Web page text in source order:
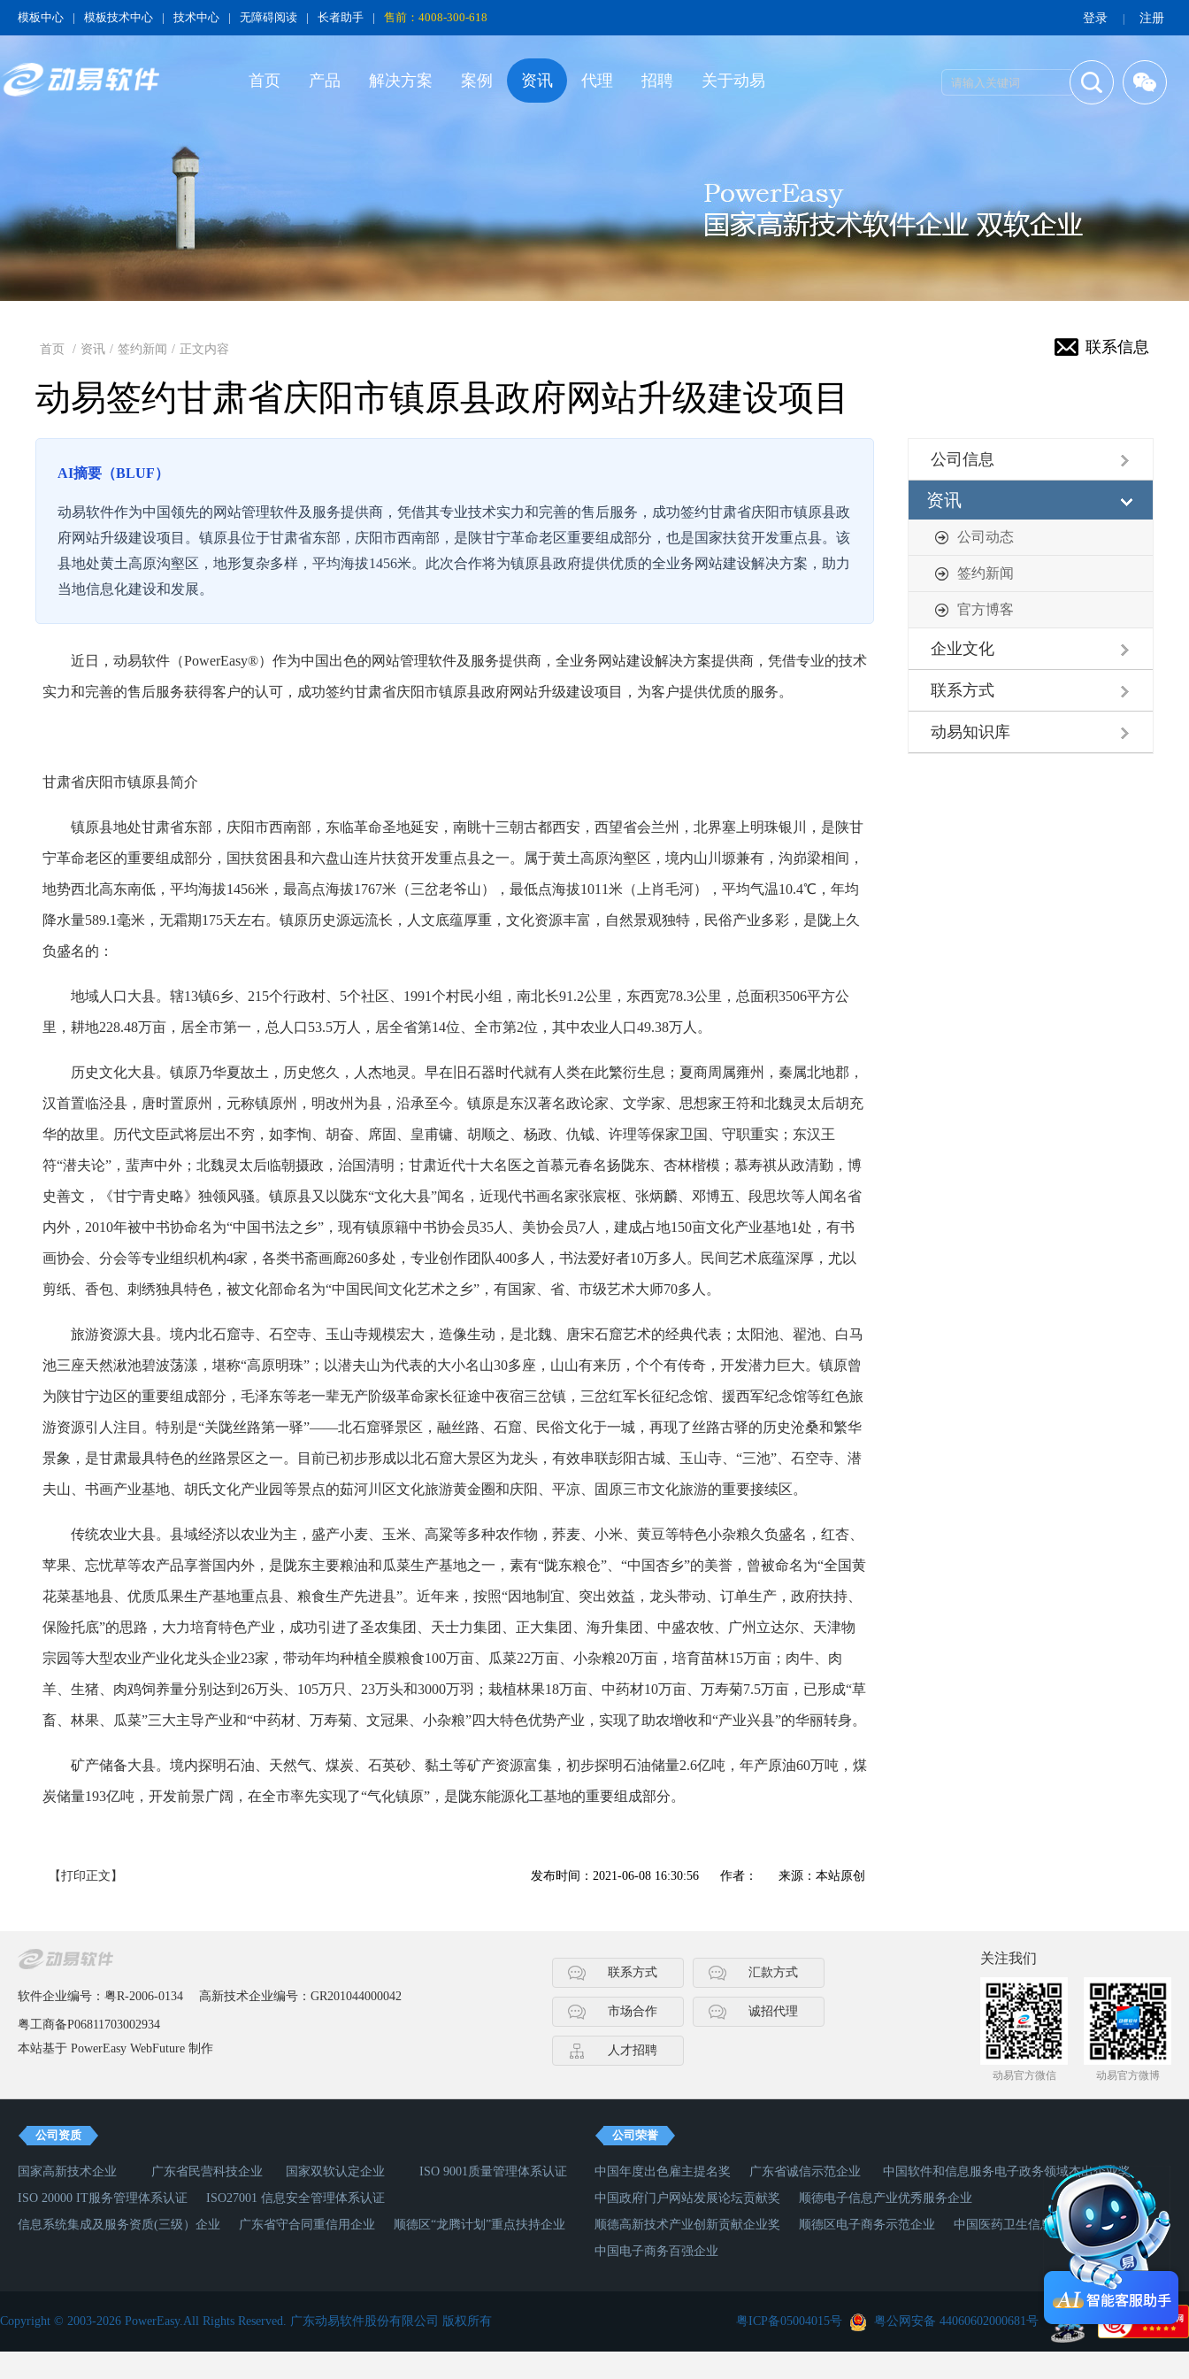
登录 注册
模板中心 | 模板技术中心 | 技术中心 | 无障碍阅读 | 长者助手 | 售前：4008-300-618
首页 产品 解决方案 案例 资讯 代理 招聘 关于动易
联系信息
首页 / 资讯 / 签约新闻 / 正文内容
动易签约甘肃省庆阳市镇原县政府网站升级建设项目
公司信息
资讯
公司动态
签约新闻
官方博客
企业文化
联系方式
动易知识库
AI摘要（BLUF）
动易软件作为中国领先的网站管理软件及服务提供商，凭借其专业技术实力和完善的售后服务，成功签约甘肃省庆阳市镇原县政
府网站升级建设项目。镇原县位于甘肃省东部，庆阳市西南部，是陕甘宁革命老区重要组成部分，也是国家扶贫开发重点县。该
县地处黄土高原沟壑区，地形复杂多样，平均海拔1456米。此次合作将为镇原县政府提供优质的全业务网站建设解决方案，助力
当地信息化建设和发展。
近日，动易软件（PowerEasy®）作为中国出色的网站管理软件及服务提供商，全业务网站建设解决方案提供商，凭借专业的技术
实力和完善的售后服务获得客户的认可，成功签约甘肃省庆阳市镇原县政府网站升级建设项目，为客户提供优质的服务。
甘肃省庆阳市镇原县简介
镇原县地处甘肃省东部，庆阳市西南部，东临革命圣地延安，南眺十三朝古都西安，西望省会兰州，北界塞上明珠银川，是陕甘
宁革命老区的重要组成部分，国扶贫困县和六盘山连片扶贫开发重点县之一。属于黄土高原沟壑区，境内山川塬兼有，沟峁梁相间，
地势西北高东南低，平均海拔1456米，最高点海拔1767米（三岔老爷山），最低点海拔1011米（上肖毛河），平均气温10.4℃，年均
降水量589.1毫米，无霜期175天左右。镇原历史源远流长，人文底蕴厚重，文化资源丰富，自然景观独特，民俗产业多彩，是陇上久
负盛名的：
地域人口大县。辖13镇6乡、215个行政村、5个社区、1991个村民小组，南北长91.2公里，东西宽78.3公里，总面积3506平方公
里，耕地228.48万亩，居全市第一，总人口53.5万人，居全省第14位、全市第2位，其中农业人口49.38万人。
历史文化大县。镇原乃华夏故土，历史悠久，人杰地灵。早在旧石器时代就有人类在此繁衍生息；夏商周属雍州，秦属北地郡，
汉首置临泾县，唐时置原州，元称镇原州，明改州为县，沿承至今。镇原是东汉著名政论家、文学家、思想家王符和北魏灵太后胡充
华的故里。历代文臣武将层出不穷，如李恂、胡奋、席固、皇甫镛、胡顺之、杨政、仇钺、许理等保家卫国、守职重实；东汉王
符“潜夫论”，蜚声中外；北魏灵太后临朝摄政，治国清明；甘肃近代十大名医之首慕元春名扬陇东、杏林楷模；慕寿祺从政清勤，博
史善文，《甘宁青史略》独领风骚。镇原县又以陇东“文化大县”闻名，近现代书画名家张宸枢、张炳麟、邓博五、段思坎等人闻名省
内外，2010年被中书协命名为“中国书法之乡”，现有镇原籍中书协会员35人、美协会员7人，建成占地150亩文化产业基地1处，有书
画协会、分会等专业组织机构4家，各类书斋画廊260多处，专业创作团队400多人，书法爱好者10万多人。民间艺术底蕴深厚，尤以
剪纸、香包、刺绣独具特色，被文化部命名为“中国民间文化艺术之乡”，有国家、省、市级艺术大师70多人。
旅游资源大县。境内北石窟寺、石空寺、玉山寺规模宏大，造像生动，是北魏、唐宋石窟艺术的经典代表；太阳池、翟池、白马
池三座天然湫池碧波荡漾，堪称“高原明珠”；以潜夫山为代表的大小名山30多座，山山有来历，个个有传奇，开发潜力巨大。镇原曾
为陕甘宁边区的重要组成部分，毛泽东等老一辈无产阶级革命家长征途中夜宿三岔镇，三岔红军长征纪念馆、援西军纪念馆等红色旅
游资源引人注目。特别是“关陇丝路第一驿”——北石窟驿景区，融丝路、石窟、民俗文化于一城，再现了丝路古驿的历史沧桑和繁华
景象，是甘肃最具特色的丝路景区之一。目前已初步形成以北石窟大景区为龙头，有效串联彭阳古城、玉山寺、“三池”、石空寺、潜
夫山、书画产业基地、胡氏文化产业园等景点的茹河川区文化旅游黄金圈和庆阳、平凉、固原三市文化旅游的重要接续区。
传统农业大县。县域经济以农业为主，盛产小麦、玉米、高粱等多种农作物，荞麦、小米、黄豆等特色小杂粮久负盛名，红杏、
苹果、忘忧草等农产品享誉国内外，是陇东主要粮油和瓜菜生产基地之一，素有“陇东粮仓”、“中国杏乡”的美誉，曾被命名为“全国黄
花菜基地县、优质瓜果生产基地重点县、粮食生产先进县”。近年来，按照“因地制宜、突出效益，龙头带动、订单生产，政府扶持、
保险托底”的思路，大力培育特色产业，成功引进了圣农集团、天士力集团、正大集团、海升集团、中盛农牧、广州立达尔、天津物
宗园等大型农业产业化龙头企业23家，带动年均种植全膜粮食100万亩、瓜菜22万亩、小杂粮20万亩，培育苗林15万亩；肉牛、肉
羊、生猪、肉鸡饲养量分别达到26万头、105万只、23万头和3000万羽；栽植林果18万亩、中药材10万亩、万寿菊7.5万亩，已形成“草
畜、林果、瓜菜”三大主导产业和“中药材、万寿菊、文冠果、小杂粮”四大特色优势产业，实现了助农增收和“产业兴县”的华丽转身。
矿产储备大县。境内探明石油、天然气、煤炭、石英砂、黏土等矿产资源富集，初步探明石油储量2.6亿吨，年产原油60万吨，煤
炭储量193亿吨，开发前景广阔，在全市率先实现了“气化镇原”，是陇东能源化工基地的重要组成部分。
【打印正文】 发布时间：2021-06-08 16:30:56 作者： 来源：本站原创
软件企业编号：粤R-2006-0134 高新技术企业编号：GR201044000042
粤工商备P06811703002934
本站基于 PowerEasy WebFuture 制作
联系方式 汇款方式
市场合作 诚招代理
人才招聘
关注我们
动易官方微信 动易官方微博
公司资质
国家高新技术企业 广东省民营科技企业 国家双软认定企业
ISO 9001质量管理体系认证
ISO 20000 IT服务管理体系认证
ISO27001 信息安全管理体系认证
信息系统集成及服务资质(三级）企业
广东省守合同重信用企业 顺德区“龙腾计划”重点扶持企业
公司荣誉
中国年度出色雇主提名奖 广东省诚信示范企业
中国软件和信息服务电子政务领域杰出企业奖
中国政府门户网站发展论坛贡献奖
顺德电子信息产业优秀服务企业
顺德高新技术产业创新贡献企业奖
顺德区电子商务示范企业
中国医药卫生信息化首选品牌
中国电子商务百强企业
Copyright © 2003-2026 PowerEasy.All Rights Reserved. 广东动易软件股份有限公司 版权所有 粤ICP备05004015号 粤公网安备 44060602000681号